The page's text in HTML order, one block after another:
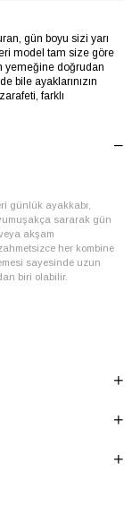
gün boyu sizi yarı
model tam size göre
yemeğine doğrudan
bile ayaklarınızın
farklı
günlük ayakkabı,
sararak gün
akşam
her kombine
sayesinde uzun
biri olabilir.